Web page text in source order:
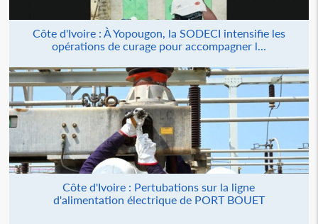
Côte d'Ivoire : À Yopougon, la SODECI intensifie les
opérations de curage pour accompagner l...
Côte d'Ivoire : Pertubations sur la ligne
d'alimentation électrique de PORT BOUET